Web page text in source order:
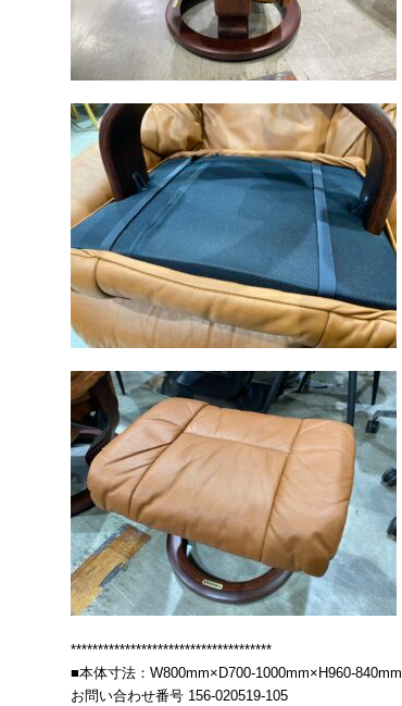
*************************************
■本体寸法：W800mm×D700-1000mm×H960-840mm
お問い合わせ番号 156-020519-105